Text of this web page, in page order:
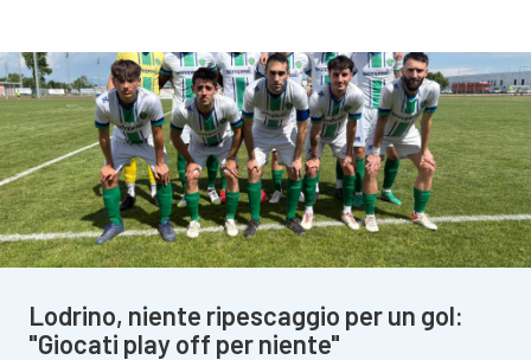
Lodrino, niente ripescaggio per un gol:
"Giocati play off per niente"